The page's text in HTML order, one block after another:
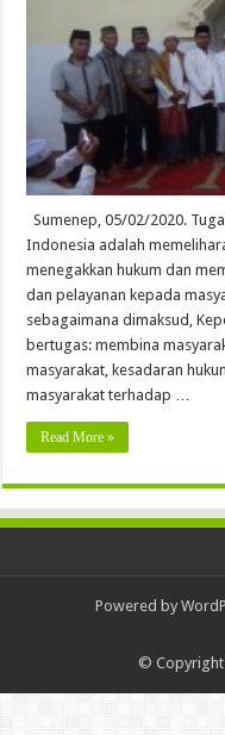
Sumenep, 05/02/2020.
Indonesia adalah
menegakkan hukum dan
dan pelayanan kepada
sebagaimana dimaksud,
bertugas: membina
masyarakat, kesadaran
masyarakat terhadap …
Read More »
Powered by
© Copyright